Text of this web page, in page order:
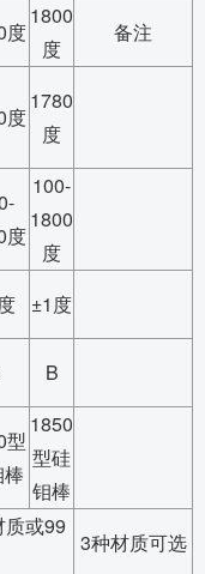
度
1800
度
备注
度
1780
度
度
100-
1800
度
±1度
B
型
1850
型硅
钼棒
或99
3种材质可选